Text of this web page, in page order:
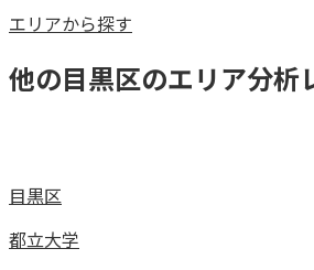
エリアから探す
他の目黒区のエリア分析
目黒区
都立大学